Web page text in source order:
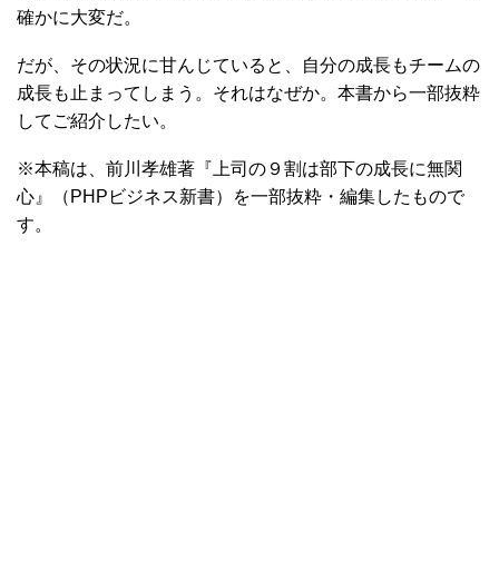
確かに大変だ。
だが、その状況に甘んじていると、自分の成長もチームの
成長も止まってしまう。それはなぜか。本書から一部抜粋
してご紹介したい。
※本稿は、前川孝雄著『上司の９割は部下の成長に無関
心』（PHPビジネス新書）を一部抜粋・編集したもので
す。